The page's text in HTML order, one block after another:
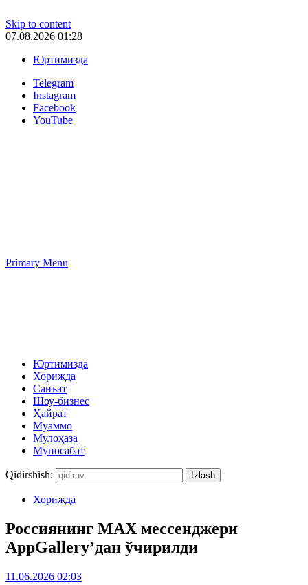
Skip to content
07.08.2026 01:28
Юртимизда
Telegram
Instagram
Facebook
YouTube
Primary Menu
Юртимизда
Хорижда
Санъат
Шоу-бизнес
Ҳайрат
Муаммо
Мулоҳаза
Муносабат
Qidirshish:
Хорижда
Россиянинг MAX мессенджери
AppGallery’дан ўчирилди
11.06.2026 02:03